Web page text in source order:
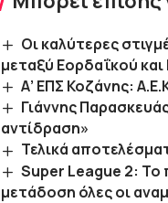
Οι καλύτερες
μεταξύ Εορδαΐκού
Α’ ΕΠΣ Κοζάνης:
Γιάννης
αντίδραση»
Τελικά
Super League 2: Το
μετάδοση όλες οι